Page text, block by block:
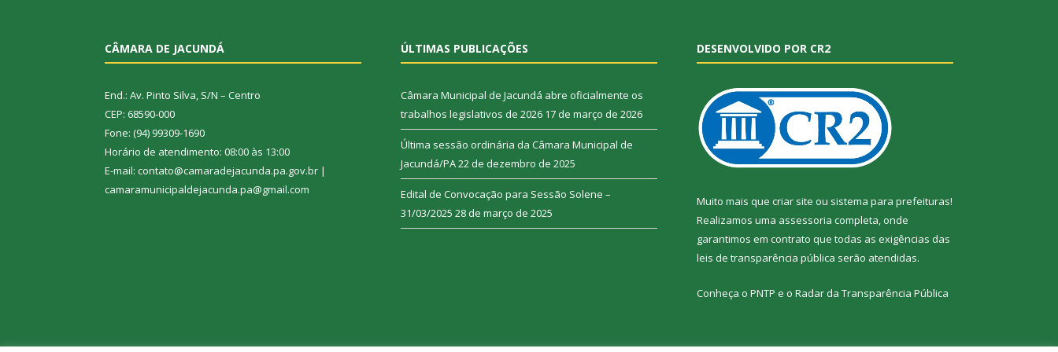
CÂMARA DE JACUNDÁ
End.: Av. Pinto Silva, S/N – Centro
CEP: 68590-000
Fone: (94) 99309-1690
Horário de atendimento: 08:00 às 13:00
E-mail: contato@camaradejacunda.pa.gov.br |
camaramunicipaldejacunda.pa@gmail.com
ÚLTIMAS PUBLICAÇÕES
Câmara Municipal de Jacundá abre oficialmente os
trabalhos legislativos de 2026 17 de março de 2026
Última sessão ordinária da Câmara Municipal de
Jacundá/PA22 de dezembro de 2025
Edital de Convocação para Sessão Solene –
31/03/2025 28 de março de 2025
DESENVOLVIDO POR CR2
Muito mais que criar site ou sistema para prefeituras!
Realizamos uma assessoria completa, onde
garantimos em contrato que todas as exigências das
leis de transparência pública serão atendidas.
Conheça o PNTP e o Radar da Transparência Pública